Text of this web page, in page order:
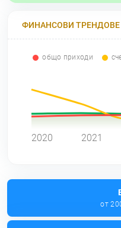
ФИНАНСОВИ ТРЕНДОВЕ
общо приходи
2020 2021
от